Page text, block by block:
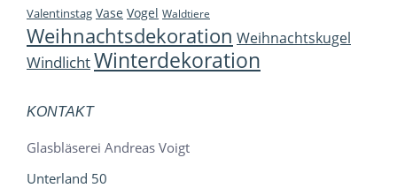
Valentinstag Vase Vogel Waldtiere
Weihnachtsdekoration Weihnachtskugel
WindlichtWinterdekoration
KONTAKT
Glasbläserei Andreas Voigt
Unterland 50